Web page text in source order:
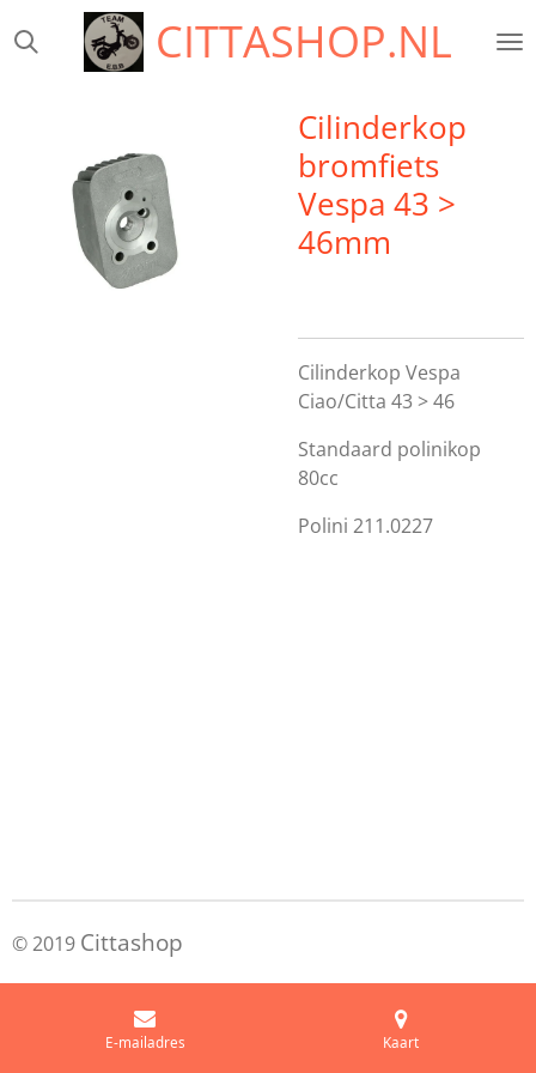
direct
CITTASHOP.NL
Cilinderkop
bromfiets
Vespa 43 >
46mm
Cilinderkop Vespa
Ciao/Citta 43 > 46
Standaard polinikop
80cc
Polini 211.0227
© 2019 Cittashop
E-mailadres Kaart